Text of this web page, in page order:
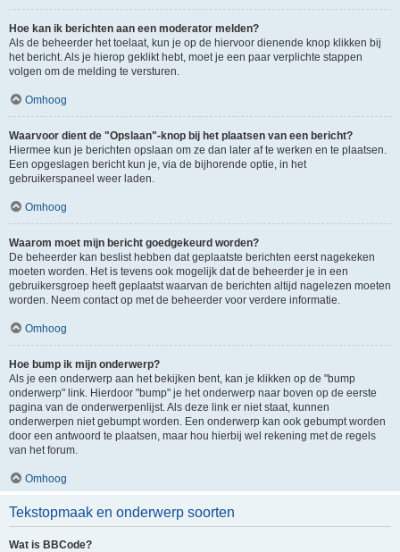
Hoe kan ik berichten aan een moderator melden?
Als de beheerder het toelaat, kun je op de hiervoor dienende knop klikken bij
het bericht. Als je hierop geklikt hebt, moet je een paar verplichte stappen
volgen om de melding te versturen.
Omhoog
Waarvoor dient de "Opslaan"-knop bij het plaatsen van een bericht?
Hiermee kun je berichten opslaan om ze dan later af te werken en te plaatsen.
Een opgeslagen bericht kun je, via de bijhorende optie, in het
gebruikerspaneel weer laden.
Omhoog
Waarom moet mijn bericht goedgekeurd worden?
De beheerder kan beslist hebben dat geplaatste berichten eerst nagekeken
moeten worden. Het is tevens ook mogelijk dat de beheerder je in een
gebruikersgroep heeft geplaatst waarvan de berichten altijd nagelezen moeten
worden. Neem contact op met de beheerder voor verdere informatie.
Omhoog
Hoe bump ik mijn onderwerp?
Als je een onderwerp aan het bekijken bent, kan je klikken op de "bump
onderwerp" link. Hierdoor "bump" je het onderwerp naar boven op de eerste
pagina van de onderwerpenlijst. Als deze link er niet staat, kunnen
onderwerpen niet gebumpt worden. Een onderwerp kan ook gebumpt worden
door een antwoord te plaatsen, maar hou hierbij wel rekening met de regels
van het forum.
Omhoog
Tekstopmaak en onderwerp soorten
Wat is BBCode?